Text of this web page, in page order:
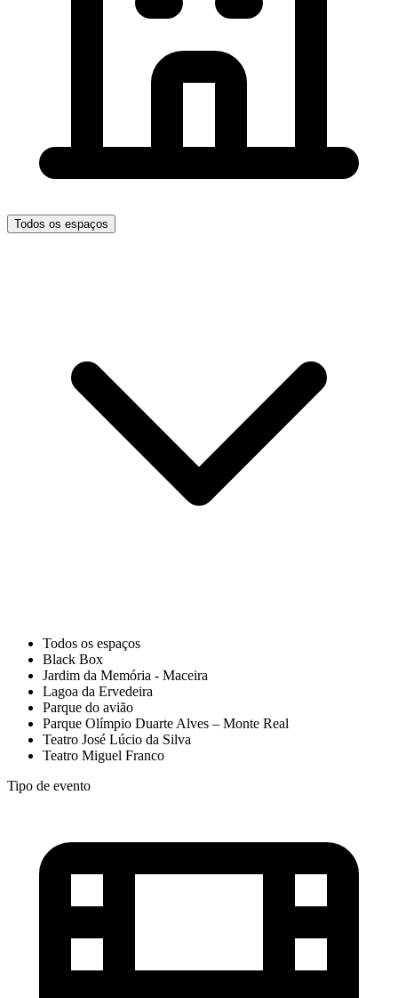
Todos os espaços
Todos os espaços
Black Box
Jardim da Memória - Maceira
Lagoa da Ervedeira
Parque do avião
Parque Olímpio Duarte Alves – Monte Real
Teatro José Lúcio da Silva
Teatro Miguel Franco
Tipo de evento